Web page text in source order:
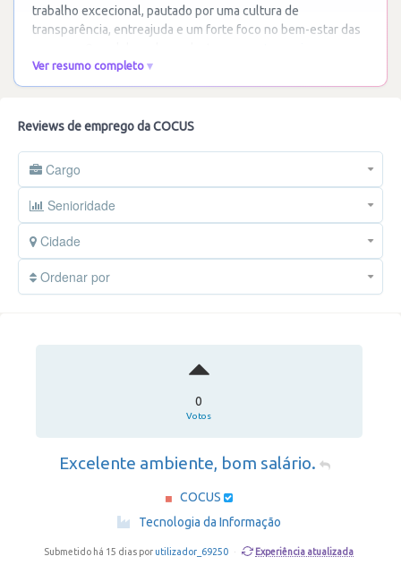
trabalho excecional, pautado por uma cultura de
transparência, entreajuda e um forte foco no bem-estar das
Ver resumo completo
Reviews de emprego da COCUS
Cargo
Senioridade
Cidade
Ordenar por
0
Votos
Excelente ambiente, bom salário.
COCUS
Tecnologia da Informação
Submetido há 15 dias por utilizador_69250 · Experiência atualizada